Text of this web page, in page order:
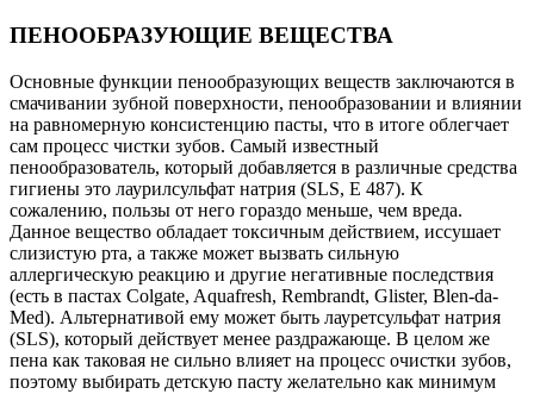
ПЕНООБРАЗУЮЩИЕ ВЕЩЕСТВА
Основные функции пенообразующих веществ заключаются в
смачивании зубной поверхности, пенообразовании и влиянии
на равномерную консистенцию пасты, что в итоге облегчает
сам процесс чистки зубов. Самый известный
пенообразователь, который добавляется в различные средства
гигиены это лаурилсульфат натрия (SLS, Е 487). К
сожалению, пользы от него гораздо меньше, чем вреда.
Данное вещество обладает токсичным действием, иссушает
слизистую рта, а также может вызвать сильную
аллергическую реакцию и другие негативные последствия
(есть в пастах Colgate, Aquafresh, Rembrandt, Glister, Blen-da-
Med). Альтернативой ему может быть лауретсульфат натрия
(SLS), который действует менее раздражающе. В целом же
пена как таковая не сильно влияет на процесс очистки зубов,
поэтому выбирать детскую пасту желательно как минимум